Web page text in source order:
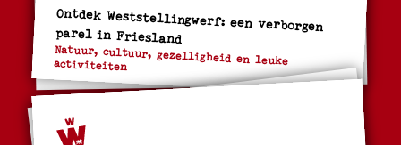
Ontdek Weststellingwerf: een verborgen
parel in Friesland
Natuur, cultuur, gezelligheid en leuke
activiteiten